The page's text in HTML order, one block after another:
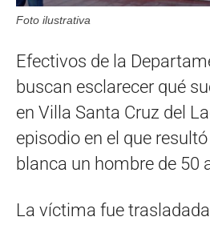
Foto ilustrativa
Efectivos de la
buscan esclarecer qué
en Villa Santa Cruz del
episodio en el que
blanca un hombre de 50
La víctima fue